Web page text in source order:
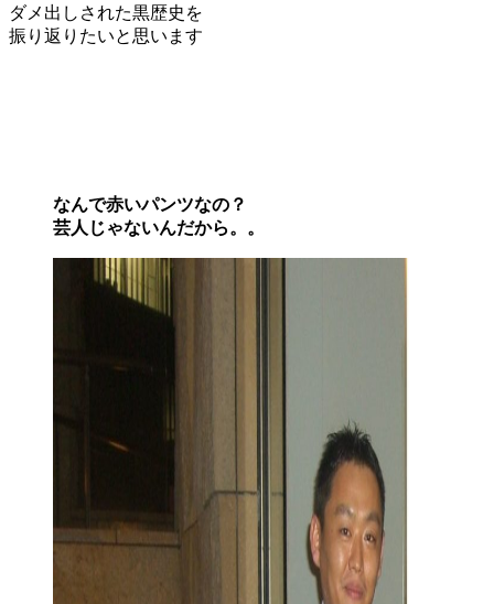
ダメ出しされた黒歴史を
振り返りたいと思います
なんで赤いパンツなの？
芸人じゃないんだから。。